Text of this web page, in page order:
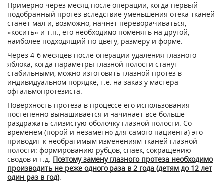
Примерно через месяц после операции, когда первый
подобранный протез вследствие уменьшения отека тканей
станет мал и, возможно, начнет переворачиваться,
«косить» и т.п., его необходимо поменять на другой,
наиболее подходящий по цвету, размеру и форме.
Через 4-6 месяцев после операции удаления глазного
яблока, когда параметры глазной полости станут
стабильными, можно изготовить глазной протез в
индивидуальном порядке, т.е. на заказ у мастера
офтальмопротезиста.
Поверхность протеза в процессе его использования
постепенно вынашивается и начинает все больше
раздражать слизистую оболочку глазной полости. Со
временем (порой и незаметно для самого пациента) это
приводит к необратимым изменениям тканей глазной
полости: формированию рубцов, спаек, сокращению
сводов и т.д. Поэтому замену глазного протеза необходимо
производить не реже одного раза в 2 года (детям до 12 лет
один раз в год).